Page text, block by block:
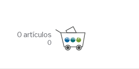
0 artículos
0